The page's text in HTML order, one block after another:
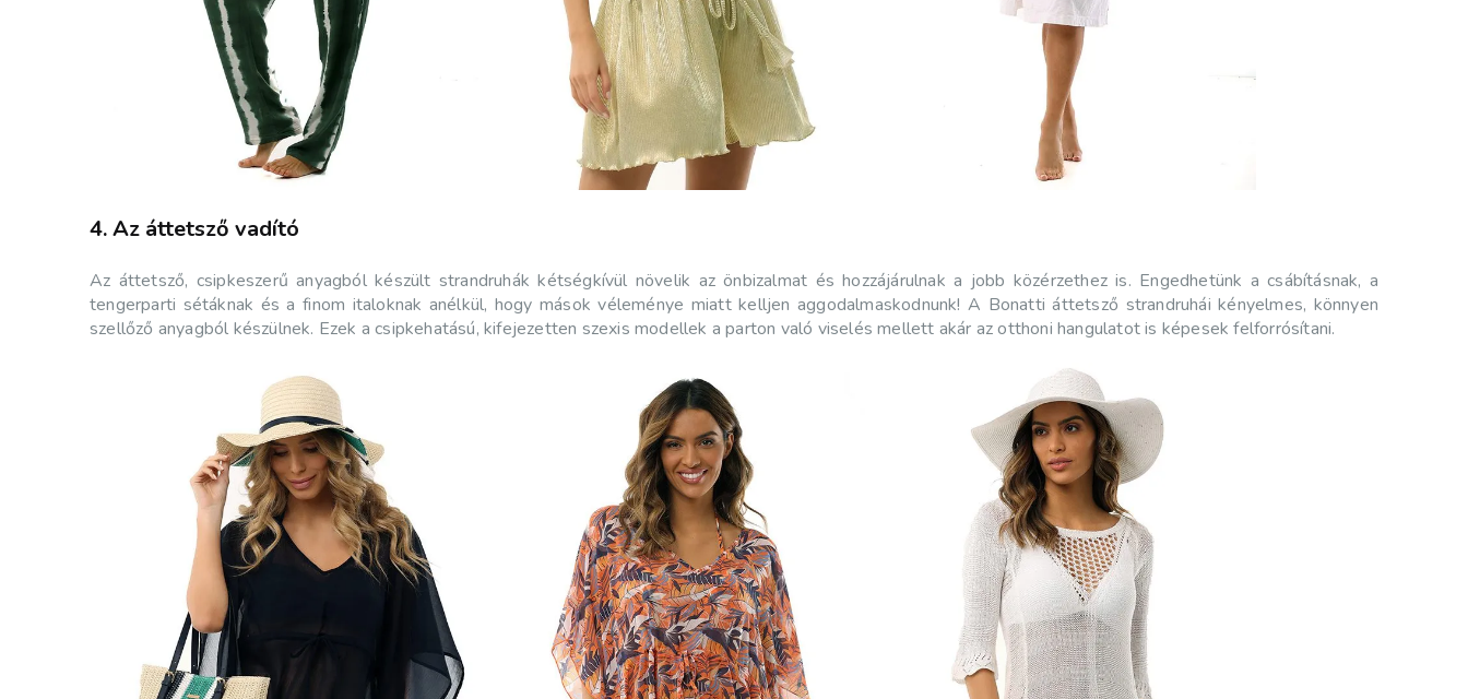
4. Az áttetsző vadító
Az áttetsző, csipkeszerű anyagból készült strandruhák kétségkívül növelik az önbizalmat és hozzájárulnak a jobb közérzethez is. Engedhetünk a csábításnak, a
tengerparti sétáknak és a finom italoknak anélkül, hogy mások véleménye miatt kelljen aggodalmaskodnunk! A Bonatti áttetsző strandruhái kényelmes, könnyen
szellőző anyagból készülnek. Ezek a csipkehatású, kifejezetten szexis modellek a parton való viselés mellett akár az otthoni hangulatot is képesek felforrósítani.